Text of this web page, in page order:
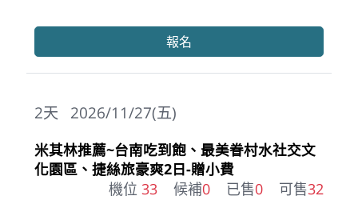
報名
2026/11/27(五)
2天
米其林推薦~台南吃到飽、最美眷村水社交文
化園區、捷絲旅豪爽2日-贈小費
機位 33 候補0 已售0 可售32